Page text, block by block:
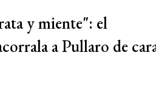
y miente": el
a Pullaro de